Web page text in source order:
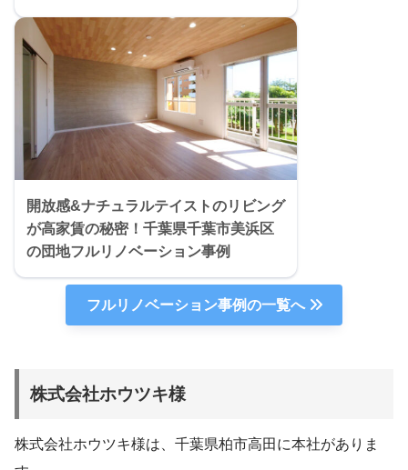
開放感&ナチュラルテイストのリビング
が高家賃の秘密！千葉県千葉市美浜区
の団地フルリノベーション事例
フルリノベーション事例の一覧へ
株式会社ホウツキ様
株式会社ホウツキ様は、千葉県柏市高田に本社がありま